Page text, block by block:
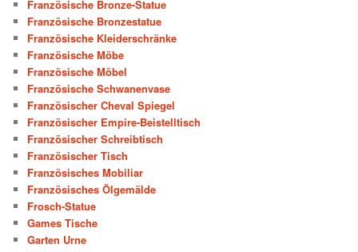
Französische Bronze-Statue
Französische Bronzestatue
Französische Kleiderschränke
Französische Möbe
Französische Möbel
Französische Schwanenvase
Französischer Cheval Spiegel
Französischer Empire-Beistelltisch
Französischer Schreibtisch
Französischer Tisch
Französisches Mobiliar
Französisches Ölgemälde
Frosch-Statue
Games Tische
Garten Urne